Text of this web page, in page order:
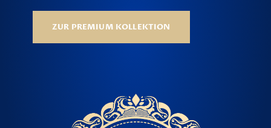
ZUR PREMIUM KOLLEKTION